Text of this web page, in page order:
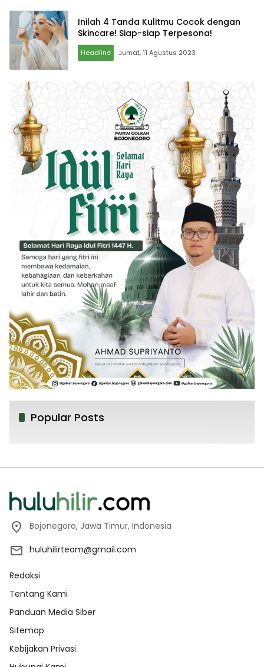
Inilah 4 Tanda Kulitmu Cocok dengan
Skincare! Siap-siap Terpesona!
Headline Jumat, 11 Agustus 2023
Popular Posts
Bojonegoro, Jawa Timur, Indonesia
huluhilirteam@gmail.com
Redaksi
Tentang Kami
Panduan Media Siber
Sitemap
Kebijakan Privasi